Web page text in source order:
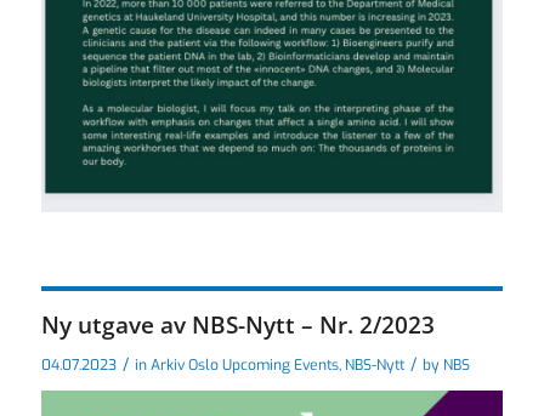
Ny utgave av NBS-Nytt – Nr. 2/2023
04.07.2023 / inArkiv Oslo Upcoming Events, NBS-Nytt / by NBS